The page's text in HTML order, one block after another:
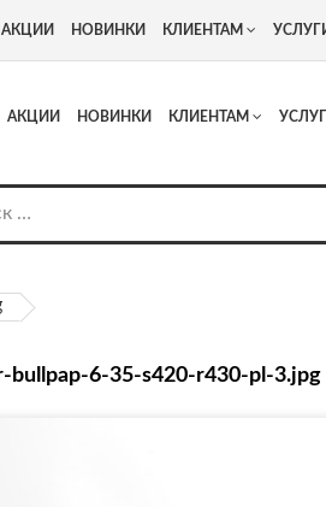
Адрес: г. Москва, Люберцы,
АКЦИИ НОВИНКИ КЛИЕНТАМ
АКЦИИ НОВИНКИ КЛИЕНТАМ
bullpap-6-35-s420-r430-pl-3.jpg